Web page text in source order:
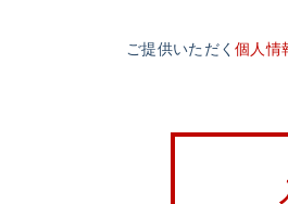
ご提供いただく個人情